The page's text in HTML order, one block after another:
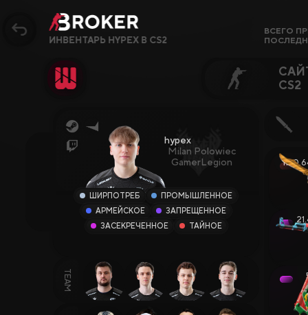
Сайты, Режимы,
Популярное
Сайты CS2
Крипто-сайты
Заработок
ИНВЕНТАРЬ HYPEX В CS2
CS2
hypex
Milan Polowiec
GamerLegion
ШИРПОТРЕБ
ПРОМЫШЛЕННОЕ
АРМЕЙСКОЕ
ЗАПРЕЩЕННОЕ
ЗАСЕКРЕЧЕННОЕ
ТАЙНОЕ
ВСЕГО